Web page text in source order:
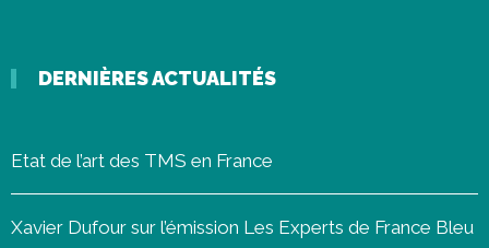
DERNIÈRES ACTUALITÉS
Etat de l’art des TMS en France
Xavier Dufour sur l’émission Les Experts de France Bleu